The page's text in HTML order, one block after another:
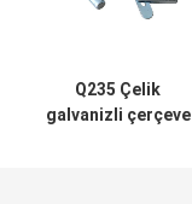
Q235 Çelik
galvanizli çerçeve